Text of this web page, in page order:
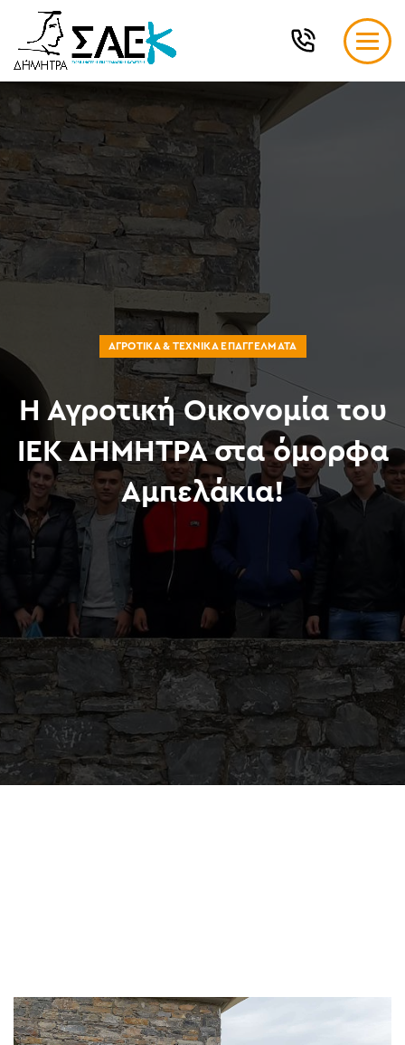
ΑΓΡΟΤΙΚΆ & ΤΕΧΝΙΚΆ ΕΠΑΓΓΈΛΜΑΤΑ
Η Αγροτική Οικονομία του
ΙΕΚ ΔΗΜΗΤΡΑ στα όμορφα
Αμπελάκια!